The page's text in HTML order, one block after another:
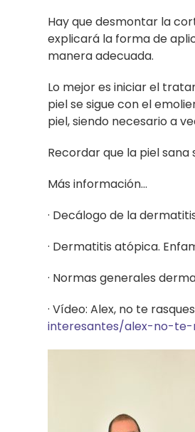
Hay que desmontar la
explicará la forma de
manera adecuada.
Lo mejor es iniciar el
piel se sigue con el
piel, siendo necesario a
Recordar que la piel
Más información…
· Decálogo de la
· Dermatitis atópica.
· Normas generales
· Vídeo: Alex, no te
interesantes/alex-no-te-